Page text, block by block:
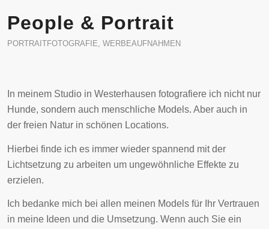
People & Portrait
PORTRAITFOTOGRAFIE WERBEAUFNAHMEN
In meinem Studio in Westerhausen fotografiere ich nicht nur
Hunde, sondern auch menschliche Models. Aber auch in
der freien Natur in schönen Locations.
Hierbei finde ich es immer wieder spannend mit der
Lichtsetzung zu arbeiten um ungewöhnliche Effekte zu
erzielen.
Ich bedanke mich bei allen meinen Models für Ihr Vertrauen
in meine Ideen und die Umsetzung. Wenn auch Sie ein